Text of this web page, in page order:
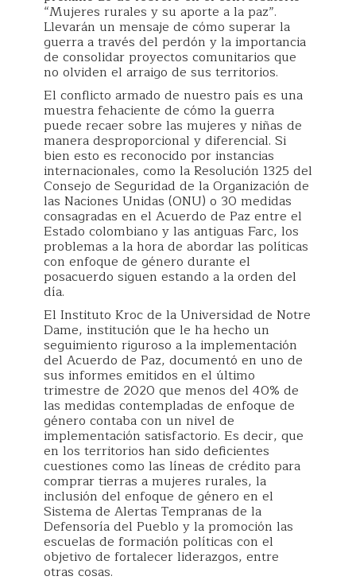
“Mujeres rurales y su aporte a la paz”.
Llevarán un mensaje de cómo superar la
guerra a través del perdón y la importancia
de consolidar proyectos comunitarios que
no olviden el arraigo de sus territorios.
El conflicto armado de nuestro país es una
muestra fehaciente de cómo la guerra
puede recaer sobre las mujeres y niñas de
manera desproporcional y diferencial. Si
bien esto es reconocido por instancias
internacionales, como la Resolución 1325 del
Consejo de Seguridad de la Organización de
las Naciones Unidas (ONU) o 30 medidas
consagradas en el Acuerdo de Paz entre el
Estado colombiano y las antiguas Farc, los
problemas a la hora de abordar las políticas
con enfoque de género durante el
posacuerdo siguen estando a la orden del
día.
El Instituto Kroc de la Universidad de Notre
Dame, institución que le ha hecho un
seguimiento riguroso a la implementación
del Acuerdo de Paz, documentó en uno de
sus informes emitidos en el último
trimestre de 2020 que menos del 40% de
las medidas contempladas de enfoque de
género contaba con un nivel de
implementación satisfactorio. Es decir, que
en los territorios han sido deficientes
cuestiones como las líneas de crédito para
comprar tierras a mujeres rurales, la
inclusión del enfoque de género en el
Sistema de Alertas Tempranas de la
Defensoría del Pueblo y la promoción las
escuelas de formación políticas con el
objetivo de fortalecer liderazgos, entre
otras cosas.